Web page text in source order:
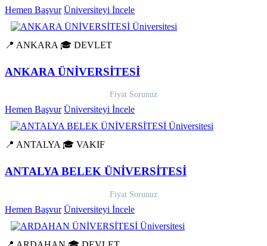
Hemen Başvur Üniversiteyi İncele
📍 ANKARA 🎓 DEVLET
ANKARA ÜNİVERSİTESİ
Fiyat Sorunuz
Hemen Başvur Üniversiteyi İncele
📍 ANTALYA 🎓 VAKIF
ANTALYA BELEK ÜNİVERSİTESİ
Fiyat Sorunuz
Hemen Başvur Üniversiteyi İncele